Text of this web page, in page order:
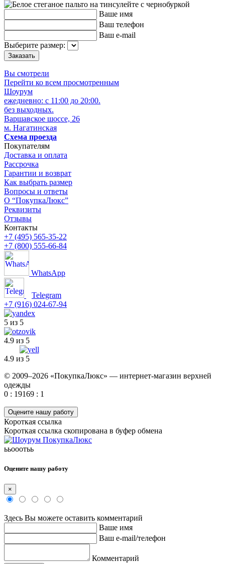
Ваше имя
Ваш телефон
Ваш e-mail
Выберите размер:
Вы смотрели
Перейти ко всем просмотренным
Шоурум
ежедневно: с 11:00 до 20:00.
без выходных.
Варшавское шоссе, 26
м. Нагатинская
Схема проезда
Покупателям
Доставка и оплата
Рассрочка
Гарантии и возврат
Как выбрать размер
Вопросы и ответы
О “ПокупкаЛюкс”
Реквизиты
Отзывы
Контакты
+7 (495) 565-35-22
+7 (800) 555-66-84
WhatsApp
Telegram
+7 (916) 024-67-94
5 из 5
4.9 из 5
4.9 из 5
© 2009–2026 «ПокупкаЛюкс» — интернет-магазин верхней
одежды
0 : 19169 : 1
Оцените нашу работу
Короткая ссылка
Короткая ссылка скопирована в буфер обмена
ььооотьь
Оцените нашу работу
×
Здесь Вы можете оставить комментарий
Ваше имя
Ваш e-mail/телефон
Комментарий